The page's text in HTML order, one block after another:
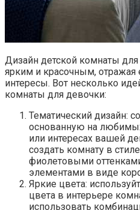
Дизайн детской комнаты
ярким и красочным, отражая
интересы. Вот несколько
комнаты для девочки:
Тематический дизайн:
основанную на
или интересах вашей
создать комнату в
фиолетовыми
элементами в виде
Яркие цвета:
цвета в интерьере
использовать